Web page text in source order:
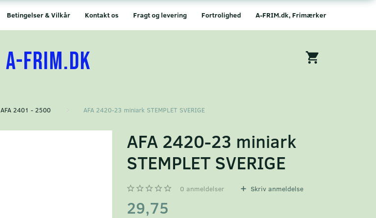
A-FRIM.dk, Frimærker
Fortrolighed
Fragt og levering
Kontakt os
Betingelser & Vilkår
A-FRIM.DK
AFA 2401 - 2500 AFA 2420-23 miniark STEMPLET SVERIGE
AFA 2420-23 miniark
STEMPLET SVERIGE
0 anmeldelser Skriv anmeldelse
29,75